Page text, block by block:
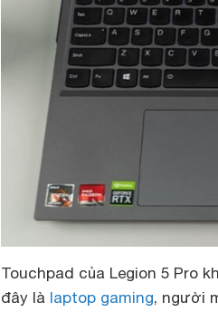
Touchpad của Legion 5 Pro
đây là laptop gaming, người